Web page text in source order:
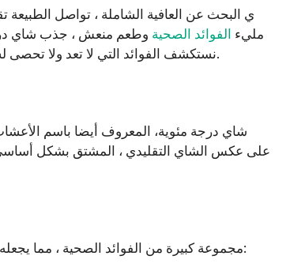
ي البحث عن العافية الشاملة ، تواصل الطبيعة
مليء
الفوائد الصحية وطعم منعش ، جذب شاي درجة
نستكشف الفوائد التي لا تعد ولا تحصى لشاي درجة مئوية ، وكيفية تحضيره ، وأفضل الممارسات للاستهلاك.
شاي درجة مئوية، المعروف أيضا باسم
على عكس الشاي التقليدي ، المشتق بشكل
يقدم شاي Celsius مجموعة كبيرة من الفوائد الصحية ، مما يجعله خيارًا شائعًا بين عشاق الصحة. ومن فوائده البارزة ما يلي: